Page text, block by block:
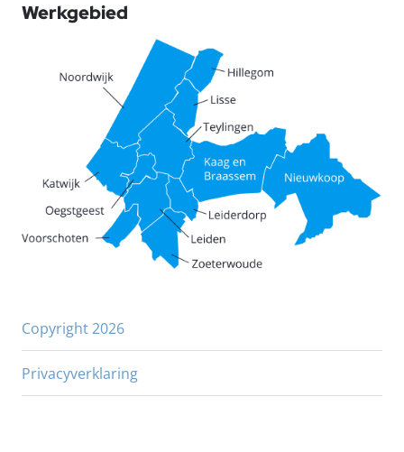
Werkgebied
Copyright 2026
Privacyverklaring